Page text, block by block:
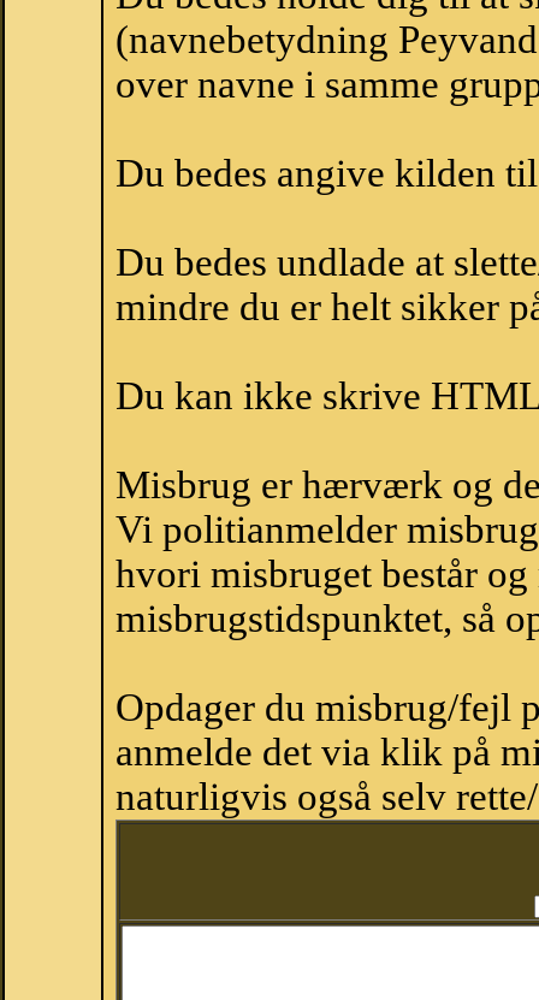
(navnebetydning
over navne i samme
Du bedes angive kilden
Du bedes undlade at
mindre du er helt sikker
Du kan ikke skrive
Misbrug er hærværk og
Vi politianmelder
hvori misbruget består
misbrugstidspunktet, så
Opdager du misbrug/fejl
anmelde det via klik på
naturligvis også selv